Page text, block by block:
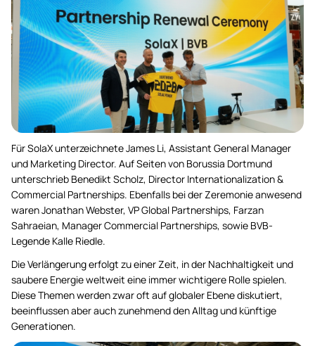
Für SolaX unterzeichnete James Li, Assistant General Manager
und Marketing Director. Auf Seiten von Borussia Dortmund
unterschrieb Benedikt Scholz, Director Internationalization &
Commercial Partnerships. Ebenfalls bei der Zeremonie anwesend
waren Jonathan Webster, VP Global Partnerships, Farzan
Sahraeian, Manager Commercial Partnerships, sowie BVB-
Legende Kalle Riedle.
Die Verlängerung erfolgt zu einer Zeit, in der Nachhaltigkeit und
saubere Energie weltweit eine immer wichtigere Rolle spielen.
Diese Themen werden zwar oft auf globaler Ebene diskutiert,
beeinflussen aber auch zunehmend den Alltag und künftige
Generationen.